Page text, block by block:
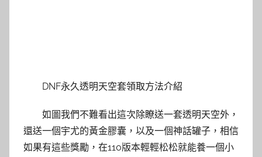
DNF永久透明天空套領取方法介紹
如圖我們不難看出這次除瞭送一套透明天空外，
還送一個宇尤的黃金膠囊，以及一個神話罐子，相信
如果有這些獎勵，在110版本輕輕松松就能養一個小